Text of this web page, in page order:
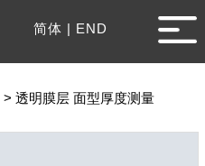
简体 | END
> 透明膜层 面型厚度测量